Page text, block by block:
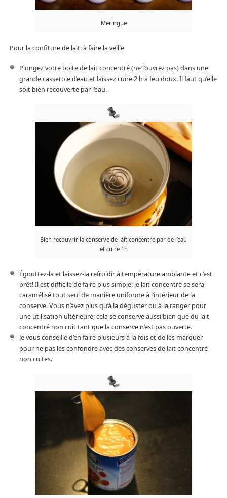
Meringue
Pour la confiture de lait: à faire la veille
Plongez votre boite de lait concentré (ne l’ouvrez pas) dans une
grande casserole d’eau et laissez cuire 2 h à feu doux. Il faut qu’elle
soit bien recouverte par l’eau.
Bien recouvrir la conserve de lait concentré par de l’eau
et cuire 1h
Égouttez-la et laissez-la refroidir à température ambiante et c’est
prêt! Il est difficile de faire plus simple: le lait concentré se sera
caramélisé tout seul de manière uniforme à l’intérieur de la
conserve. Vous n’avez plus qu’à la déguster ou à la ranger pour
une utilisation ultérieure; cela se conserve aussi bien que du lait
concentré non cuit tant que la conserve n’est pas ouverte.
Je vous conseille d’en faire plusieurs à la fois et de les marquer
pour ne pas les confondre avec des conserves de lait concentré
non cuites.